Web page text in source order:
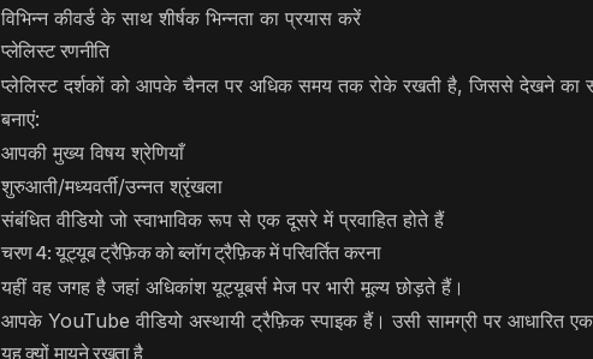
विभिन्न कीवर्ड के साथ शीर्षक भिन्नता का प्रयास करें
प्लेलिस्ट रणनीति
प्लेलिस्ट दर्शकों को आपके चैनल पर अधिक समय तक रोके रखती है, जिससे देखने का
बनाएं:
आपकी मुख्य विषय श्रेणियाँ
शुरुआती/मध्यवर्ती/उन्नत श्रृंखला
संबंधित वीडियो जो स्वाभाविक रूप से एक दूसरे में प्रवाहित होते हैं
चरण 4: यूट्यूब ट्रैफ़िक को ब्लॉग ट्रैफ़िक में परिवर्तित करना
यहीं वह जगह है जहां अधिकांश यूट्यूबर्स मेज पर भारी मूल्य छोड़ते हैं।
आपके YouTube वीडियो अस्थायी ट्रैफ़िक स्पाइक हैं। उसी सामग्री पर आधारित एक
यह क्यों मायने रखता है